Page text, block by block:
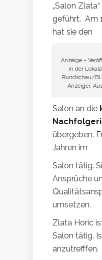
„Salon
geführt. Am
hat sie den
Anzeige –
in der
Rundschau/
Anzeiger,
Salon an die
übergeben.
Jahren im
Salon tätig.
Ansprüche
umsetzen.
Zlata Horic
Salon tätig.
anzutrefffen.